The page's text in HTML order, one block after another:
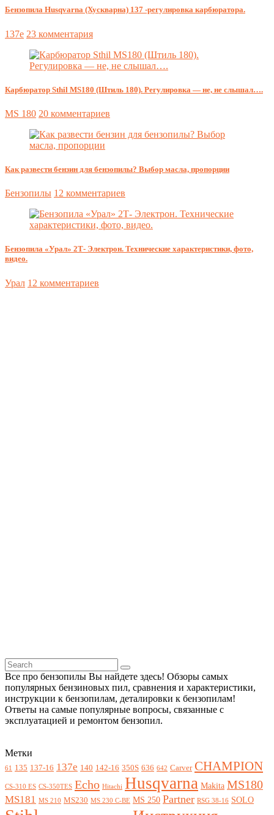
Бензопила Husqvarna (Хускварна) 137 -регулировка карбюратора.
137e 23 комментария
Карбюратор Sthil MS180 (Штиль 180). Регулировка — не, не слышал….
MS 180 20 комментариев
Как развести бензин для бензопилы? Выбор масла, пропорции
Бензопилы 12 комментариев
Бензопила «Урал» 2Т- Электрон. Технические характеристики, фото,
видео.
Урал 12 комментариев
Все про бензопилы Вы найдете здесь! Обзоры самых
популярных бензиновых пил, сравнения и характеристики,
инструкции к бензопилам, деталировки к бензопилам!
Ответы на самые популярные вопросы, связанные с
эксплуатацией и ремонтом бензопил.
Метки
61 135 137-16 137e 140 142-16 350S 636 642 Carver CHAMPION
CS-310 ES CS-350TES Echo Hitachi Husqvarna Makita MS180
MS181 MS 210 MS230 MS 230 C-BE MS 250 Partner RSG 38-16 SOLO